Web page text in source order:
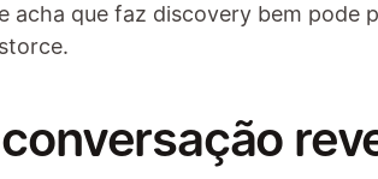
acha que faz discovery bem pode